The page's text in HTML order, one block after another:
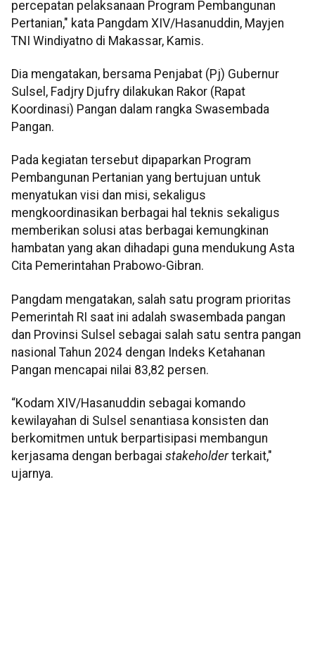
percepatan pelaksanaan Program Pembangunan
Pertanian," kata Pangdam XIV/Hasanuddin, Mayjen
TNI Windiyatno di Makassar, Kamis.
Dia mengatakan, bersama Penjabat (Pj) Gubernur
Sulsel, Fadjry Djufry dilakukan Rakor (Rapat
Koordinasi) Pangan dalam rangka Swasembada
Pangan.
Pada kegiatan tersebut dipaparkan Program
Pembangunan Pertanian yang bertujuan untuk
menyatukan visi dan misi, sekaligus
mengkoordinasikan berbagai hal teknis sekaligus
memberikan solusi atas berbagai kemungkinan
hambatan yang akan dihadapi guna mendukung Asta
Cita Pemerintahan Prabowo-Gibran.
Pangdam mengatakan, salah satu program prioritas
Pemerintah RI saat ini adalah swasembada pangan
dan Provinsi Sulsel sebagai salah satu sentra pangan
nasional Tahun 2024 dengan Indeks Ketahanan
Pangan mencapai nilai 83,82 persen.
“Kodam XIV/Hasanuddin sebagai komando
kewilayahan di Sulsel senantiasa konsisten dan
berkomitmen untuk berpartisipasi membangun
kerjasama dengan berbagai stakeholderterkait,"
ujarnya.